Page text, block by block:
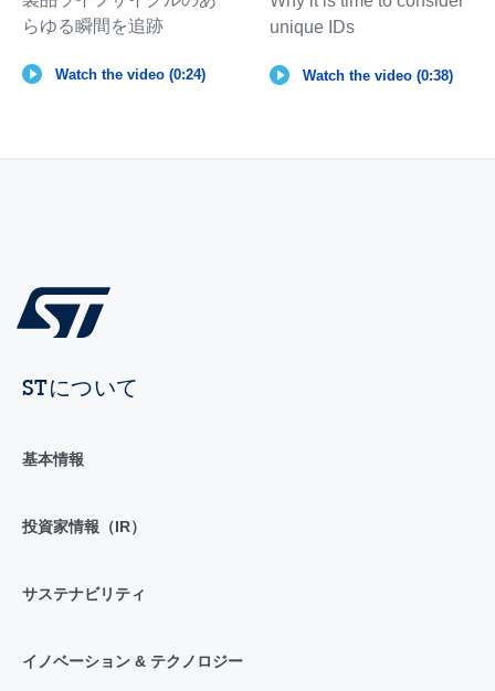
らゆる瞬間を追跡
Watch the video (0:24)
unique IDs
Watch the video (0:38)
STについて
基本情報
投資家情報（IR）
サステナビリティ
イノベーション & テクノロジー